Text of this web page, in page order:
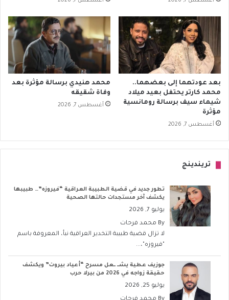
بعد عودتهما إلى بعضهما..
محمد كارتر يحتفل بعيد ميلاد
شيماء سيف برسالة رومانسية
مؤثرة
أغسطس 7, 2026
محمد هنيدي برسالة مؤثرة بعد
وفاة شقيقه
أغسطس 7, 2026
تريندينج
تطور جديد في قضية الطبيبة العراقية “فيروزه”… طبيبها
يكشف آخر مستجدات حالتها الصحية
يوليو 7, 2026
By محمد فرحات
لا تزال قضية طبيبة التخدير العراقية نبأ، المعروفة باسم
"فيروزه"،...
جوزيف عطية يشــ ــعل مسرح “أعياد بيروت” ويكشف
حقيقة زواجه في 2026 من بيرلا حرب
يوليو 25, 2026